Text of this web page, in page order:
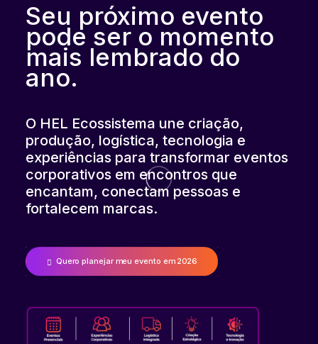
Seu próximo evento
pode ser o momento
mais lembrado do
ano.
O HEL Ecossistema une criação,
produção, logística, tecnologia e
experiências para transformar eventos
corporativos em encontros que
encantam, conectam pessoas e
fortalecem marcas.
Quero planejar meu evento em 2026